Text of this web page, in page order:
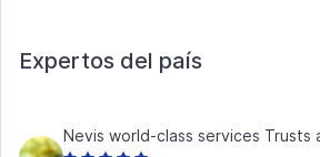
Expertos del país
Nevis world-class services Trusts